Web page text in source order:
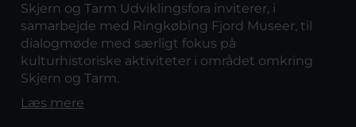
Skjern og Tarm Udviklingsfora inviterer, i
samarbejde med Ringkøbing Fjord Museer, til
dialogmøde med særligt fokus på
kulturhistoriske aktiviteter i området omkring
Skjern og Tarm.
Læs mere